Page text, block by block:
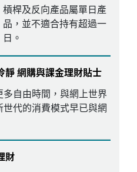
槓桿及反向產品屬單日產
品，並不適合持有超過一
日。
靜 網購與課金理財貼士
自由時間，與網上世界
代的消費模式早已與網
財